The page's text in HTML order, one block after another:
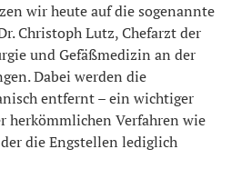
wir heute auf die sogenannte
Christoph Lutz, Chefarzt der
und Gefäßmedizin an der
Dabei werden die
entfernt – ein wichtiger
herkömmlichen Verfahren wie
die Engstellen lediglich